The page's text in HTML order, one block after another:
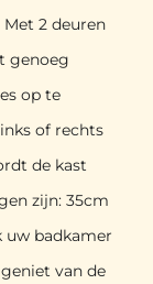
2 deuren
genoeg
op te
of rechts
de kast
zijn: 35cm
uw badkamer
van de